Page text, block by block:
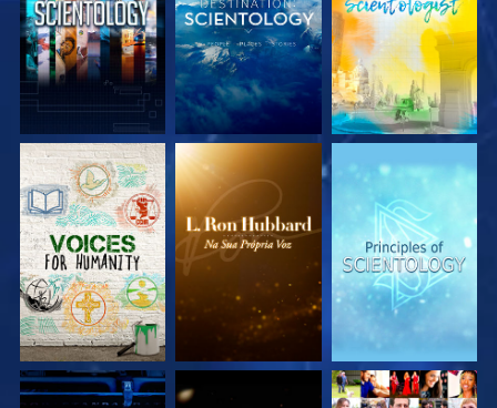
EXPLORE A SÉRIE EXPLORE A SÉRIE EXPLORE A SÉRIE